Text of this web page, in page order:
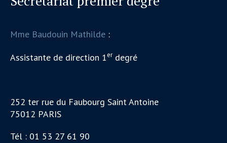
Mme Baudouin Mathilde :
Assistante de direction 1erdegré
252 ter rue du Faubourg Saint Antoine
75012 PARIS
Tél : 01 53 27 61 90